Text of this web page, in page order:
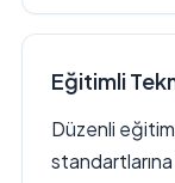
Eğitimli
Düzenli